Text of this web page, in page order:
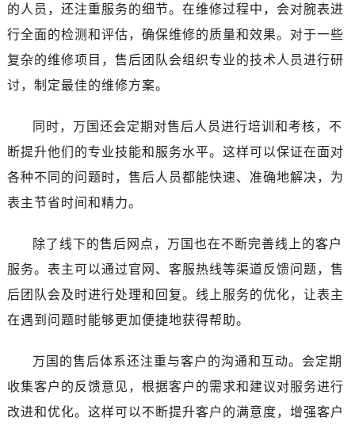
青海省海东市乐都区滨河路万国售后服务中心（需提前预约）
青海省黄南藏族自治州同仁市德合隆路万国售后服务中心（需提前预约）
青海省西宁市城西区海湖新区西关大道万国售后服务中心（需提前预约）
青海省玉树藏族自治州结古镇胜利路万国售后服务中心（需提前预约）
陕西省汉中市汉台区北大街万国售后服务中心（需提前预约）
陕西省商洛市商州区州城街万国售后服务中心（需提前预约）
陕西省铜川市王益区红旗街万国售后服务中心（需提前预约）
陕西省延安市宝塔区中心街万国售后服务中心（需提前预约）
陕西省榆林市榆阳区长兴路万国售后服务中心（需提前预约）
的人员，还注重服务的细节。在维修过程中，会对腕表进
行全面的检测和评估，确保维修的质量和效果。对于一些
复杂的维修项目，售后团队会组织专业的技术人员进行研
讨，制定最佳的维修方案。
同时，万国还会定期对售后人员进行培训和考核，不
断提升他们的专业技能和服务水平。这样可以保证在面对
各种不同的问题时，售后人员都能快速、准确地解决，为
表主节省时间和精力。
除了线下的售后网点，万国也在不断完善线上的客户
服务。表主可以通过官网、客服热线等渠道反馈问题，售
后团队会及时进行处理和回复。线上服务的优化，让表主
在遇到问题时能够更加便捷地获得帮助。
万国的售后体系还注重与客户的沟通和互动。会定期
收集客户的反馈意见，根据客户的需求和建议对服务进行
改进和优化。这样可以不断提升客户的满意度，增强客户